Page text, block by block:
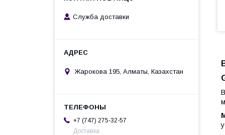
Служба доставки
Жарокова 195, Алматы, Казахстан
+7 (747) 275-32-57
Доставка